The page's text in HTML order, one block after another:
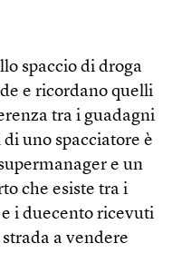
spaccio di droga
e ricordano quelli
tra i guadagni
uno spacciatore è
e un
che esiste tra i
i duecento ricevuti
a vendere